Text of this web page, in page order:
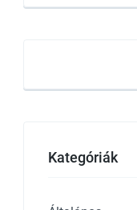
Kategóriák